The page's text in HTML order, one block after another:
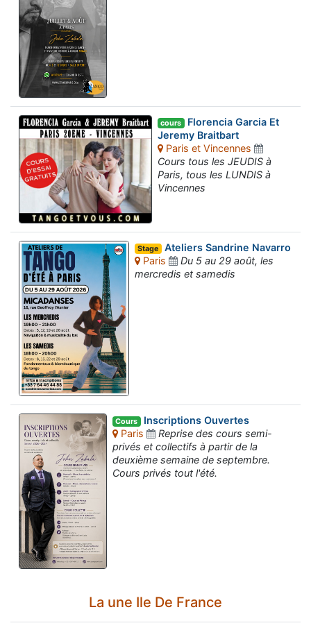
cours Florencia Garcia Et
Jeremy Braitbart
Paris et Vincennes
Cours tous les JEUDIS à
Paris, tous les LUNDIS à
Vincennes
Stage Ateliers Sandrine Navarro
Paris
Du 5 au 29 août, les
mercredis et samedis
Cours Inscriptions Ouvertes
Paris
Reprise des cours semi-
privés et collectifs à partir de la
deuxième semaine de septembre.
Cours privés tout l'été.
La une Ile De France